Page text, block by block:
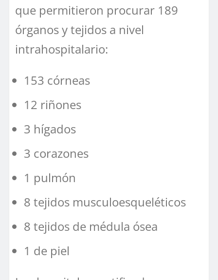
que permitieron procurar 189
órganos y tejidos a nivel
intrahospitalario:
153 córneas
12 riñones
3 hígados
3 corazones
1 pulmón
8 tejidos musculoesqueléticos
8 tejidos de médula ósea
1 de piel